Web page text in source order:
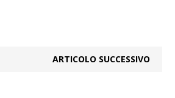
ARTICOLO SUCCESSIVO